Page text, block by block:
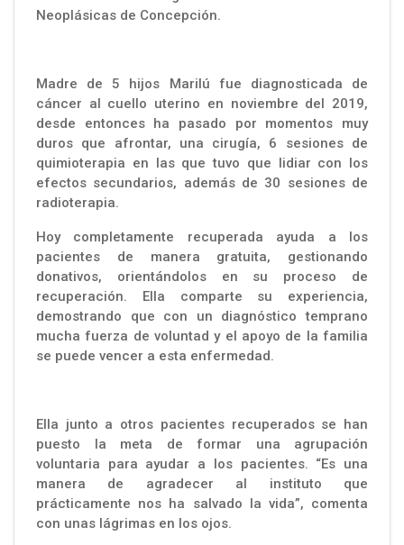
Neoplásicas de Concepción.
Madre de 5 hijos Marilú fue diagnosticada de
cáncer al cuello uterino en noviembre del 2019,
desde entonces ha pasado por momentos muy
duros que afrontar, una cirugía, 6 sesiones de
quimioterapia en las que tuvo que lidiar con los
efectos secundarios, además de 30 sesiones de
radioterapia.
Hoy completamente recuperada ayuda a los
pacientes de manera gratuita, gestionando
donativos, orientándolos en su proceso de
recuperación. Ella comparte su experiencia,
demostrando que con un diagnóstico temprano
mucha fuerza de voluntad y el apoyo de la familia
se puede vencer a esta enfermedad.
Ella junto a otros pacientes recuperados se han
puesto la meta de formar una agrupación
voluntaria para ayudar a los pacientes. “Es una
manera de agradecer al instituto que
prácticamente nos ha salvado la vida”, comenta
con unas lágrimas en los ojos.